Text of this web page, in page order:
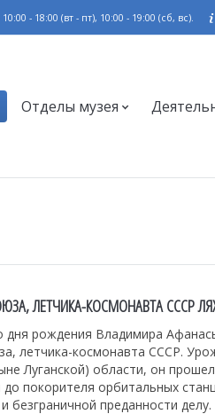
10:00 - 18:00 (вт - пт), 10:00 - 19:00 (сб, вс).
Отделы музея
ЛЕТЧИКА-КОСМОНАВТА СССР
дня рождения Владимира
летчика-космонавта СССР.
Луганской) области, он
покорителя орбитальных
преданности делу.